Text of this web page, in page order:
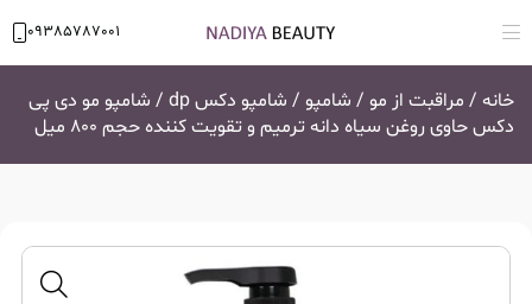
09385787001
خانه / مراقبت از مو / شامپو / شامپو دکس dp
/ شامپو مو دی پی
دکس حاوی روغن سیاه دانه ترمیم و تقویت کننده حجم 800 میل